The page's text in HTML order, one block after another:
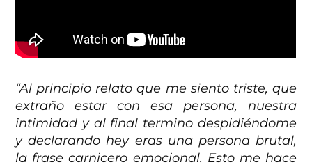
“Al principio relato que me siento triste, que
extraño estar con esa persona, nuestra
intimidad y al final termino despidiéndome
y declarando hey eras una persona brutal,
la frase carnicero emocional. Esto me hace